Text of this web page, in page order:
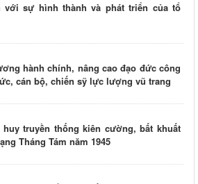
với sự hình thành và phát triển của tổ
hành chính, nâng cao đạo đức công
cán bộ, chiến sỹ lực lượng vũ trang
truyền thống kiên cường, bất khuất
Tháng Tám năm 1945